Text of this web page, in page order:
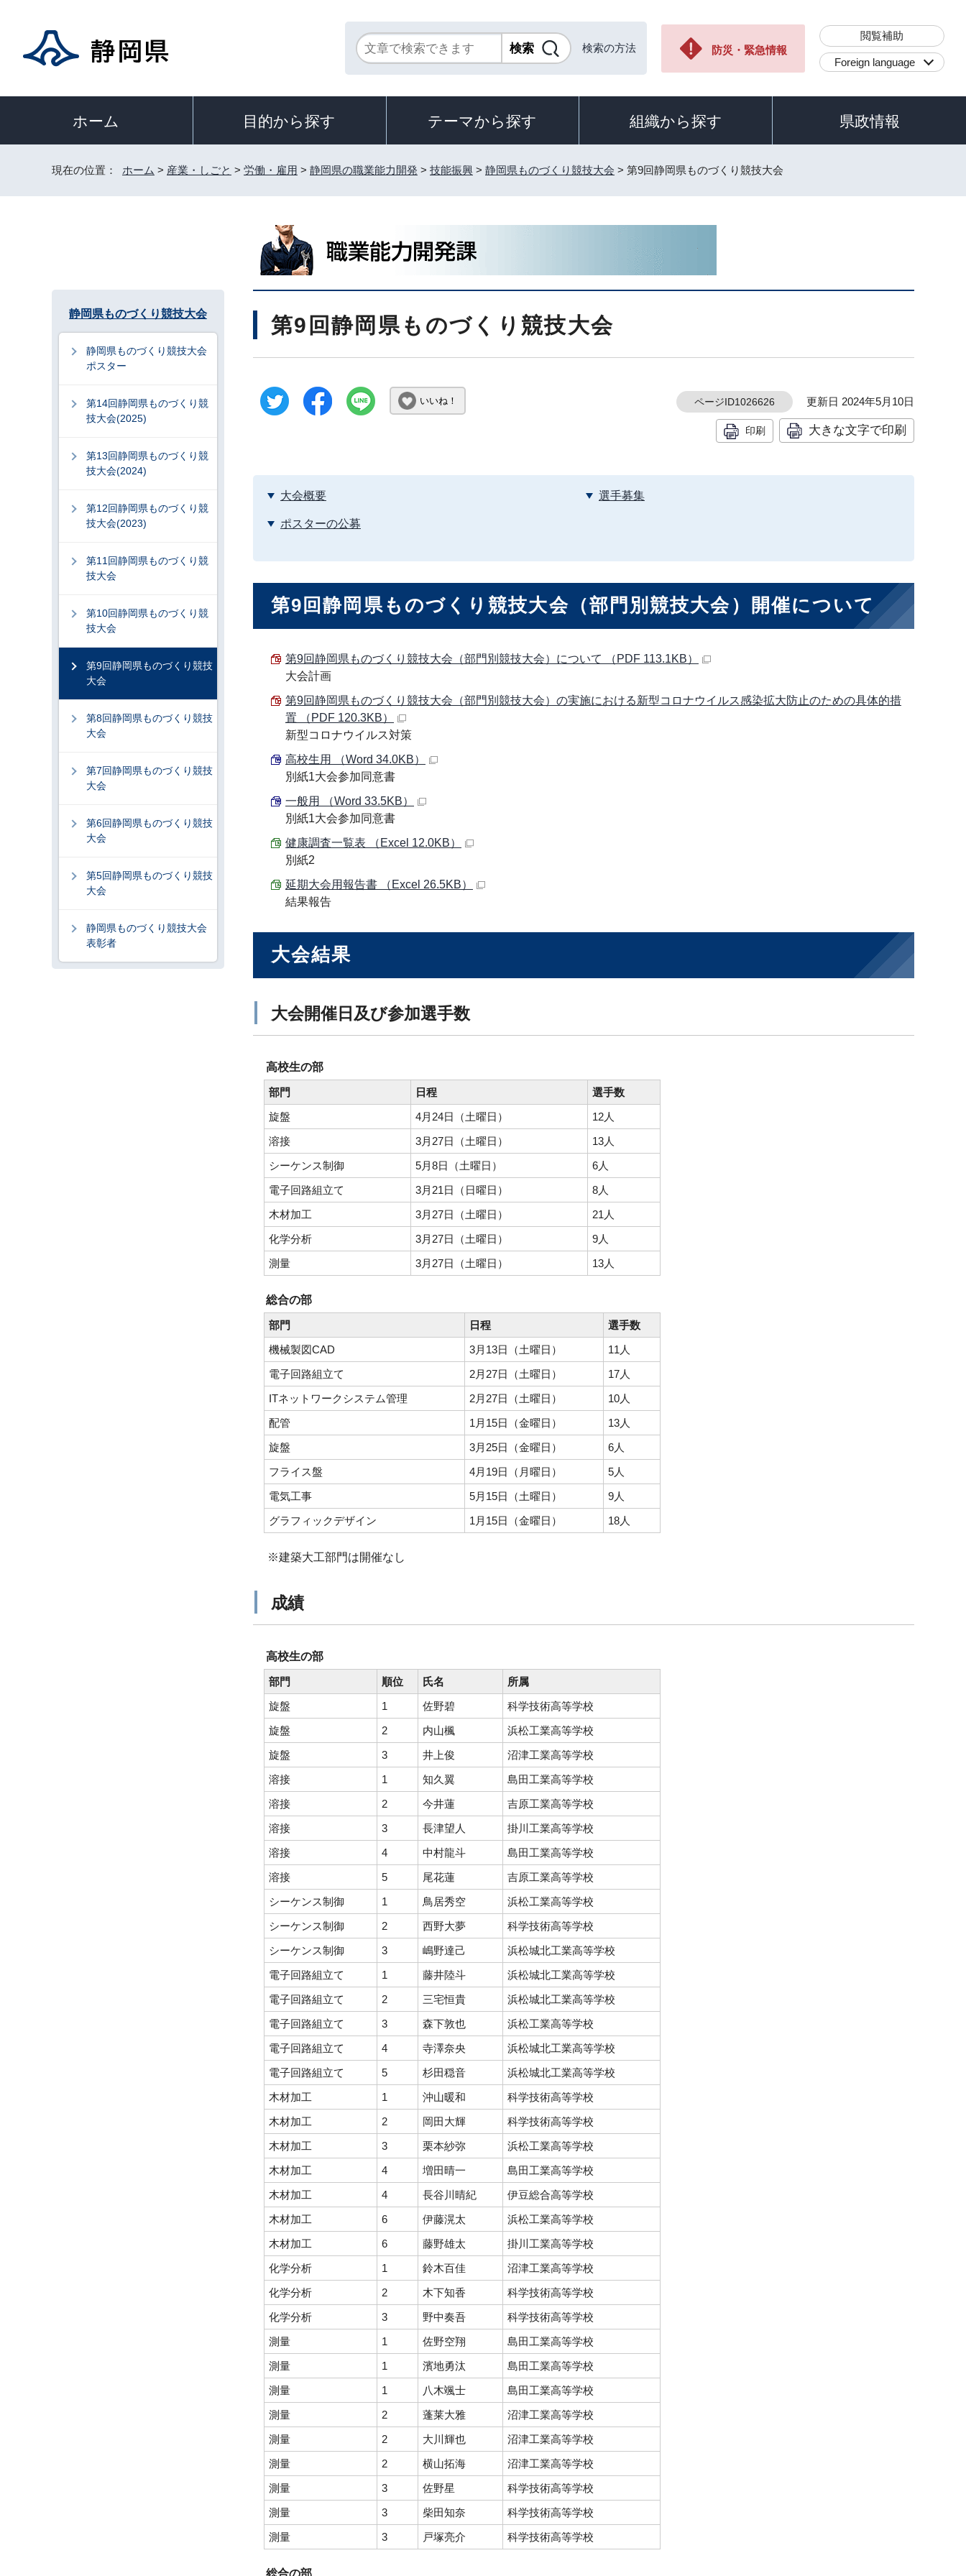
検索の方法 防災・緊急情報
閲覧補助
Foreign language
ホーム 目的から探す テーマから探す 組織から探す 県政情報
現在の位置： ホーム > 産業・しごと > 労働・雇用 > 静岡県の職業能力開発 > 技能振興 > 静岡県ものづくり競技大会 > 第9回静岡県ものづくり競技大会
第9回静岡県ものづくり競技大会
いいね！ ページID1026626 更新日 2024年5月10日
印刷 大きな文字で印刷
大会概要 選手募集
ポスターの公募
第9回静岡県ものづくり競技大会（部門別競技大会）開催について
第9回静岡県ものづくり競技大会（部門別競技大会）について （PDF 113.1KB）
大会計画
第9回静岡県ものづくり競技大会（部門別競技大会）の実施における新型コロナウイルス感染拡大防止のための具体的措
置 （PDF 120.3KB）
新型コロナウイルス対策
高校生用 （Word 34.0KB）
別紙1大会参加同意書
一般用 （Word 33.5KB）
別紙1大会参加同意書
健康調査一覧表 （Excel 12.0KB）
別紙2
延期大会用報告書 （Excel 26.5KB）
結果報告
大会結果
大会開催日及び参加選手数
高校生の部
部門 日程
選手数
旋盤
4月24日（土曜日）
12人
溶接
3月27日（土曜日）
13人
シーケンス制御
5月8日（土曜日）
6人
電子回路組立て
3月21日（日曜日）
8人
木材加工
3月27日（土曜日）
21人
化学分析
3月27日（土曜日）
9人
測量
3月27日（土曜日） 13人
総合の部
部門 日程
選手数
機械製図CAD
3月13日（土曜日）
11人
電子回路組立て
2月27日（土曜日）
17人
ITネットワークシステム管理
2月27日（土曜日）
10人
配管
1月15日（金曜日）
13人
旋盤
3月25日（金曜日）
6人
フライス盤
4月19日（月曜日）
5人
電気工事
5月15日（土曜日）
9人
グラフィックデザイン
1月15日（金曜日） 18人
※建築大工部門は開催なし
成績
高校生の部
部門 順位 氏名
所属
旋盤
1 佐野碧
科学技術高等学校
旋盤
2 内山楓
浜松工業高等学校
旋盤
3 井上俊
沼津工業高等学校
溶接
1 知久翼
島田工業高等学校
溶接
2 今井蓮
吉原工業高等学校
溶接
3 長津望人
掛川工業高等学校
溶接
4 中村龍斗
島田工業高等学校
溶接
5 尾花蓮
吉原工業高等学校
シーケンス制御
1 鳥居秀空
浜松工業高等学校
シーケンス制御
2 西野大夢
科学技術高等学校
シーケンス制御
3 嶋野達己
浜松城北工業高等学校
電子回路組立て
1 藤井陸斗
浜松城北工業高等学校
電子回路組立て
2 三宅恒貴
浜松城北工業高等学校
電子回路組立て
3 森下敦也
浜松工業高等学校
電子回路組立て
4 寺澤奈央
浜松城北工業高等学校
電子回路組立て
5 杉田穏音
浜松城北工業高等学校
木材加工
1 沖山暖和
科学技術高等学校
木材加工
2 岡田大輝
科学技術高等学校
木材加工
3 栗本紗弥
浜松工業高等学校
木材加工
4 増田晴一
島田工業高等学校
木材加工
4 長谷川晴紀
伊豆総合高等学校
木材加工
6 伊藤滉太
浜松工業高等学校
木材加工
6 藤野雄太
掛川工業高等学校
化学分析
1 鈴木百佳
沼津工業高等学校
化学分析
2 木下知香
科学技術高等学校
化学分析
3 野中奏吾
科学技術高等学校
測量
1 佐野空翔
島田工業高等学校
測量
1 濱地勇汰
島田工業高等学校
測量
1 八木颯士
島田工業高等学校
測量
2 蓬莱大雅
沼津工業高等学校
測量
2 大川輝也
沼津工業高等学校
測量
2 横山拓海
沼津工業高等学校
測量
3 佐野星
科学技術高等学校
測量
3 柴田知奈
科学技術高等学校
測量
3 戸塚亮介 科学技術高等学校
総合の部
静岡県ものづくり競技大会
静岡県ものづくり競技大会
ポスター
第14回静岡県ものづくり競
技大会(2025)
第13回静岡県ものづくり競
技大会(2024)
第12回静岡県ものづくり競
技大会(2023)
第11回静岡県ものづくり競
技大会
第10回静岡県ものづくり競
技大会
第9回静岡県ものづくり競技
大会
第8回静岡県ものづくり競技
大会
第7回静岡県ものづくり競技
大会
第6回静岡県ものづくり競技
大会
第5回静岡県ものづくり競技
大会
静岡県ものづくり競技大会
表彰者